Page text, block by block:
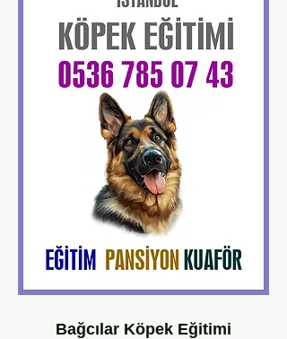
Bağcılar Köpek Eğitimi